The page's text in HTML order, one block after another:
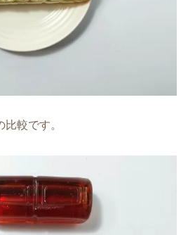
較です。